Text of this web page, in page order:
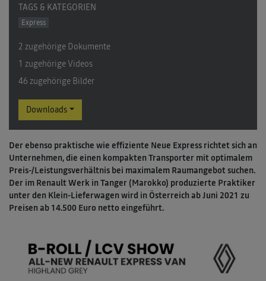
TAGS & KATEGORIEN
Express
2 zugehörige Dokumente
1 zugehörige Videos
46 zugehörige Bilder
Downloads
Der ebenso praktische wie effiziente Neue Express richtet sich an
Unternehmen, die einen kompakten Transporter mit optimalem
Preis-/Leistungsverhältnis bei maximalem Raumangebot suchen.
Der im Renault Werk in Tanger (Marokko) produzierte Praktiker
unter den Klein-Lieferwagen wird in Österreich ab Juni 2021 zu
Preisen ab 14.500 Euro netto eingeführt.